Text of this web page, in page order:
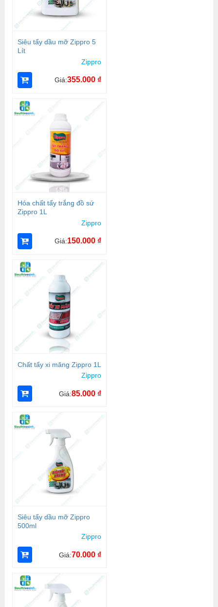
Siêu tẩy dầu mỡ Zippro 5
Lít
Zippro
Giá:355.000 ₫
Hóa chất tẩy trắng đồ sứ
Zippro 1L
Zippro
Giá:150.000 ₫
Chất tẩy xi măng Zippro 1L
Zippro
Giá:85.000 ₫
Siêu tẩy dầu mỡ Zippro
500ml
Zippro
Giá:70.000 ₫